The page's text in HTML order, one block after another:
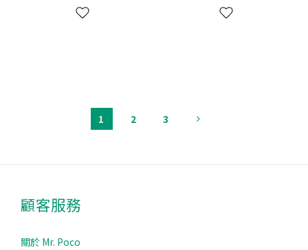
1 2 3
顧客服務
關於 Mr. Poco